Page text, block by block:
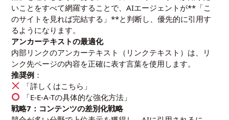
いことをすべて網羅することで、AIエージェントが**「こ
のサイトを見れば完結する」**と判断し、優先的に引用す
るようになります。
アンカーテキストの最適化
内部リンクのアンカーテキスト（リンクテキスト）は、リ
ンク先ページの内容を正確に表す言葉を使用します。
推奨例 ：
「詳しくはこちら」
「E-E-A-Tの具体的な強化方法」
戦略7：コンテンツの差別化戦略